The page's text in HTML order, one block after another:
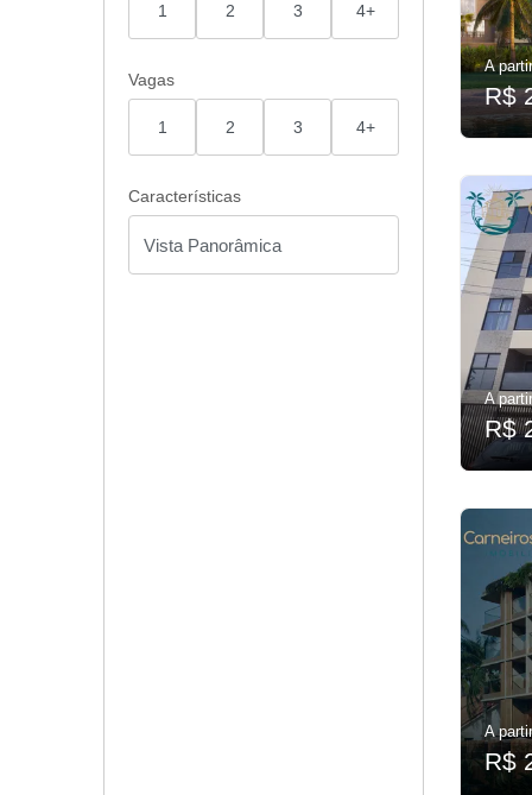
1 2 3 4+
Vagas
1 2 3 4+
Características
A
R$
A
R$
A
R$